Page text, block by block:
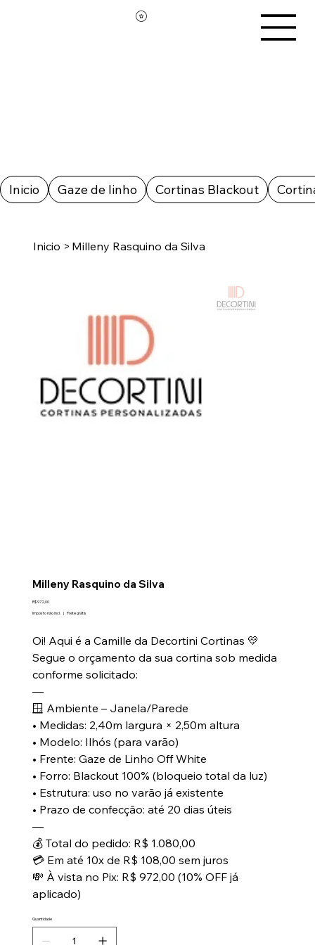
Inicio Gaze de linho Cortinas Blackout
Inicio > Milleny Rasquino da Silva
Milleny Rasquino da Silva
Preço
R$ 972,00
Imposto não incl. | Frete grátis
Oi! Aqui é a Camille da Decortini Cortinas 💛
Segue o orçamento da sua cortina sob medida
conforme solicitado:
—
🪟 Ambiente – Janela/Parede
• Medidas: 2,40m largura × 2,50m altura
• Modelo: Ilhós (para varão)
• Frente: Gaze de Linho Off White
• Forro: Blackout 100% (bloqueio total da luz)
• Estrutura: uso no varão já existente
• Prazo de confecção: até 20 dias úteis
—
💰 Total do pedido: R$ 1.080,00
💳 Em até 10x de R$ 108,00 sem juros
💸 À vista no Pix: R$ 972,00 (10% OFF já
aplicado)
Quantidade